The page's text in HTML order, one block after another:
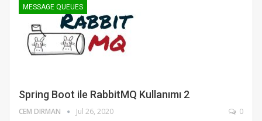
MESSAGE QUEUES
Spring Boot ile RabbitMQ Kullanımı 2
CEM DIRMAN Jul 26, 2020 0